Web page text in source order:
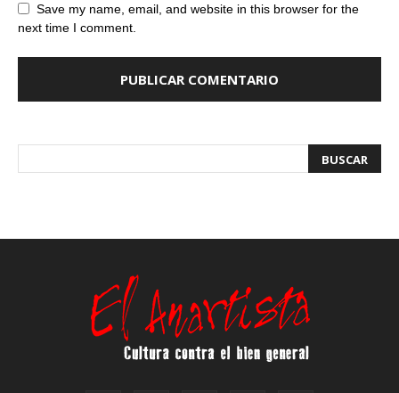
Save my name, email, and website in this browser for the
next time I comment.